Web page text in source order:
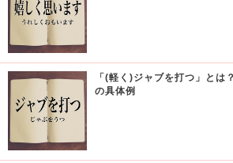
「(軽く)ジャブを打つ」とは
の具体例